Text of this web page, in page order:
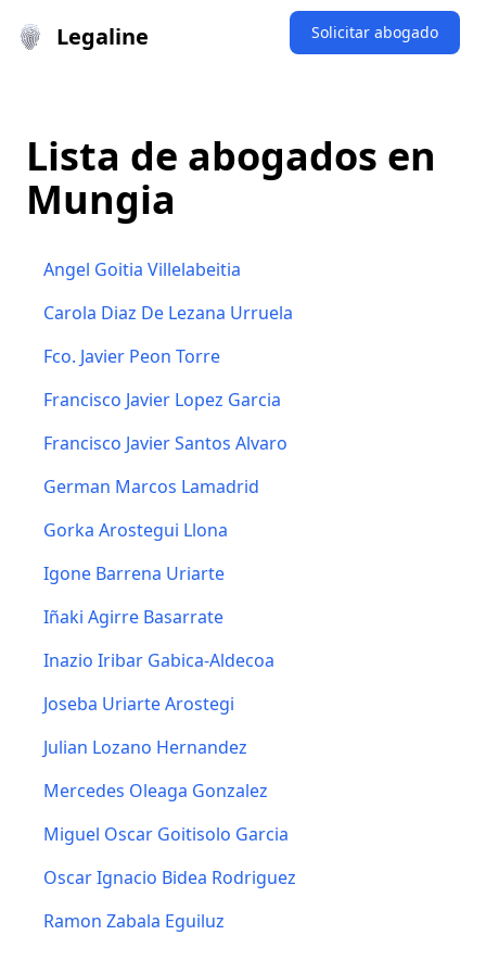
Legaline Solicitar abogado
Lista de abogados en
Mungia
Angel Goitia Villelabeitia
Carola Diaz De Lezana Urruela
Fco. Javier Peon Torre
Francisco Javier Lopez Garcia
Francisco Javier Santos Alvaro
German Marcos Lamadrid
Gorka Arostegui Llona
Igone Barrena Uriarte
Iñaki Agirre Basarrate
Inazio Iribar Gabica-Aldecoa
Joseba Uriarte Arostegi
Julian Lozano Hernandez
Mercedes Oleaga Gonzalez
Miguel Oscar Goitisolo Garcia
Oscar Ignacio Bidea Rodriguez
Ramon Zabala Eguiluz